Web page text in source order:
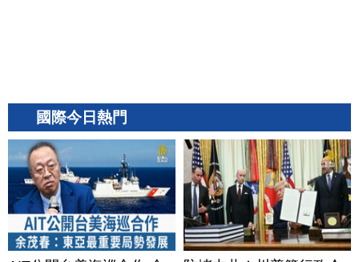
國際今日熱門